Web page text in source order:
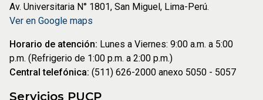
Av. Universitaria N° 1801, San Miguel, Lima-Perú.
Ver en Google maps
Horario de atención: Lunes a Viernes: 9:00 a.m. a 5:00
p.m. (Refrigerio de 1:00 p.m. a 2:00 p.m.)
Central telefónica: (511) 626-2000 anexo 5050 - 5057
Servicios PUCP